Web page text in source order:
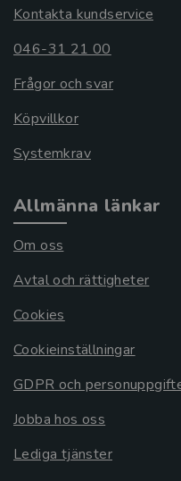
Kontakta kundservice
046-31 21 00
Frågor och svar
Köpvillkor
Systemkrav
Allmänna länkar
Om oss
Avtal och rättigheter
Cookies
Cookieinställningar
GDPR och
Jobba hos oss
Lediga tjänster